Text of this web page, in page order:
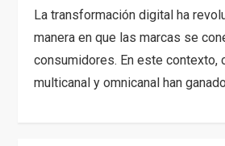
La transformación digital ha
manera en que las marcas se
consumidores. En este contexto,
multicanal y omnicanal han